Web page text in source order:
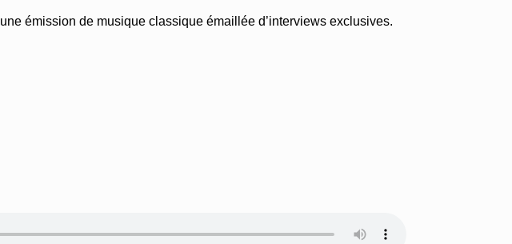
émission de musique classique émaillée d’interviews exclusives.